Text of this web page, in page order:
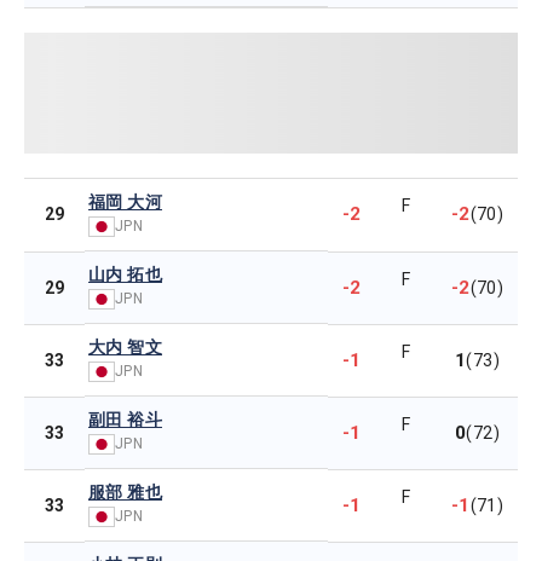
29
福岡 大河
JPN
-2 F -2(70)
29
山内 拓也
JPN -2 F -2(70)
33
大内 智文
JPN -1 F 1(73)
33
副田 裕斗
JPN -1 F 0(72)
33
服部 雅也
JPN -1 F -1(71)